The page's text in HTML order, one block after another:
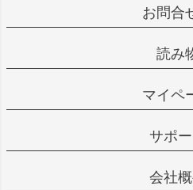
お問合
読み
マイペ
サポー
会社